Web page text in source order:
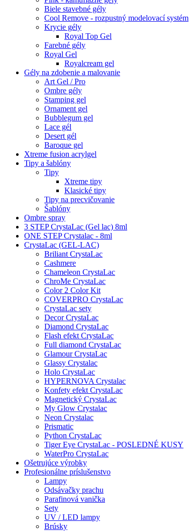
Biele stavebné gély
Cool Remove - rozpustný modelovací systém
Krycie gély
Royal Top Gel
Farebné gély
Royal Gel
Royalcream gel
Gély na zdobenie a malovanie
Art Gel / Pro
Ombre gély
Stamping gel
Ornament gel
Bubblegum gel
Lace gél
Desert gél
Baroque gel
Xtreme fusion acrylgel
Tipy a šablóny
Tipy
Xtreme tipy
Klasické tipy
Tipy na precvičovanie
Šablóny
Ombre spray
3 STEP CrystaLac (Gel lac) 8ml
ONE STEP Crystalac - 8ml
CrystaLac (GEL-LAC)
Briliant CrystaLac
Cashmere
Chameleon CrystaLac
ChroMe CrystaLac
Color 2 Color Kit
COVERPRO CrystaLac
CrystaLac sety
Decor CrystaLac
Diamond CrystaLac
Flash efekt CrystaLac
Full diamond CrystaLac
Glamour CrystaLac
Glassy Crystalac
Holo CrystaLac
HYPERNOVA Crystalac
Konfety efekt CrystaLac
Magnetický CrystaLac
My Glow Crystalac
Neon Crystalac
Prismatic
Python CrystaLac
Tiger Eye CrystaLac - POSLEDNÉ KUSY
WaterPro CrystaLac
Ošetrujúce výrobky
Profesionálne príslušenstvo
Lampy
Odsávačky prachu
Parafinová vanička
Sety
UV / LED lampy
Brúsky